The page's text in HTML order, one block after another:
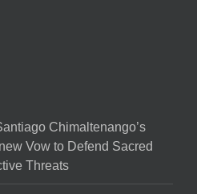
Chimaltenango’s
Vow to Defend Sacred
Threats